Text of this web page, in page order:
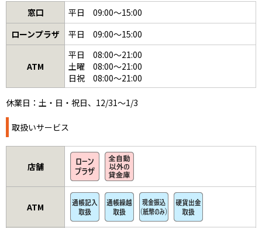
窓口
平日 09:00～15:00
ローンプラザ
平日 09:00～15:00
ATM
平日 08:00～21:00
土曜 08:00～21:00
日祝 08:00～21:00
休業日：土・日・祝日、12/31～1/3
取扱いサービス
店舗
ATM